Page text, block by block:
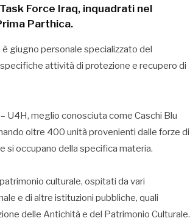
Force Iraq, inquadrati nel
Parthica.
giugno personale specializzato del
attività di protezione e recupero di
U4H, meglio conosciuta come Caschi Blu
oltre 400 unità provenienti dalle forze di
si occupano della specifica materia.
culturale, ospitati da vari
e di altre istituzioni pubbliche, quali
delle Antichità e del Patrimonio Culturale.